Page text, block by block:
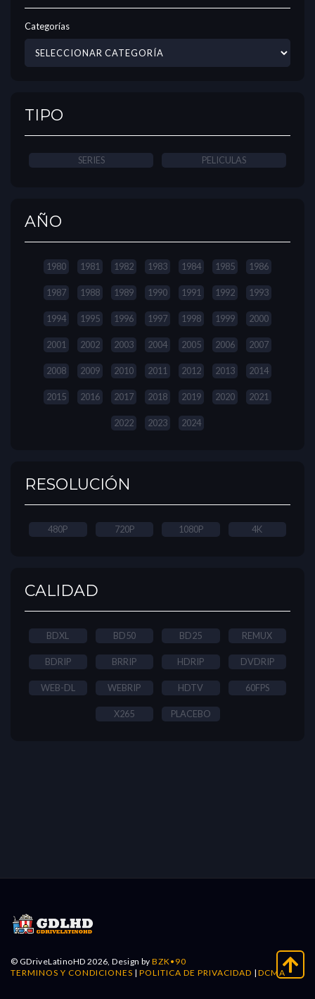
Categorías
TIPO
SERIES PELICULAS
AÑO
1980 1981 1982 1983 1984 1985 1986
1987 1988 1989 1990 1991 1992 1993
1994 1995 1996 1997 1998 1999 2000
2001 2002 2003 2004 2005 2006 2007
2008 2009 2010 2011 2012 2013 2014
2015 2016 2017 2018 2019 2020 2021
2022 2023 2024
RESOLUCIÓN
480P 720P 1080P 4K
CALIDAD
BDXL BD50 BD25 REMUX
BDRIP BRRIP HDRIP DVDRIP
WEB-DL WEBRIP HDTV 60FPS
X265 PLACEBO
© GDriveLatinoHD 2026, Design byBZK•90
TERMINOS Y CONDICIONES |POLITICA DE PRIVACIDAD |DCMA